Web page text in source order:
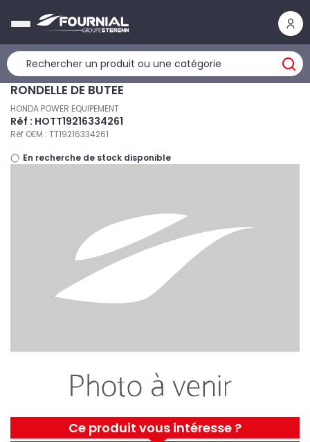
Ce produit vous intéresse ?
RONDELLE DE BUTEE
HONDA POWER EQUIPEMENT
Réf : HOTT19216334261
Réf OEM : TT19216334261
En recherche de stock disponible